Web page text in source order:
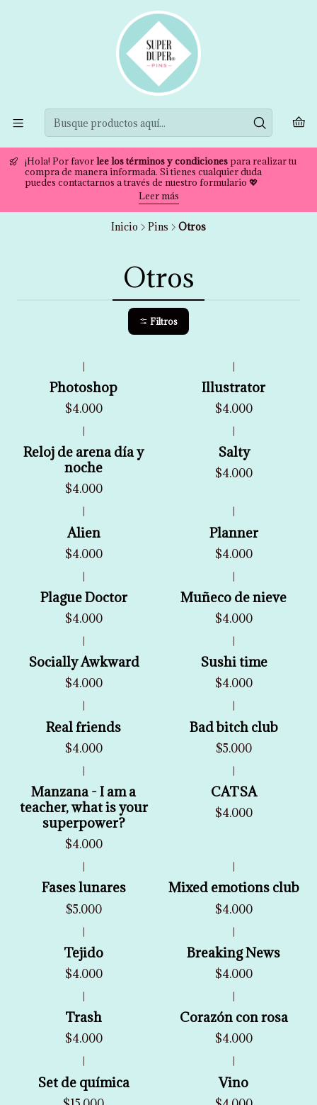
¡Hola! Por favorlee los términos y condicionespara realizar tu
compra de manera informada. Si tienes cualquier duda
puedes contactarnos a través de nuestro formulario 💖
Leer más
Inicio Pins Otros
Otros
Filtros
|
Photoshop
$4.000
|
Illustrator
$4.000
Reloj de arena día y
noche
$4.000
Salty
$4.000
Alien
$4.000
Planner
$4.000
Plague Doctor
$4.000
Muñeco de nieve
$4.000
Socially Awkward
$4.000
Sushi time
$4.000
Real friends
$4.000
Bad bitch club
$5.000
Manzana - I am a
teacher, what is your
superpower?
$4.000
CATSA
$4.000
Fases lunares
$5.000
Mixed emotions club
$4.000
|
Tejido
$4.000
|
Breaking News
$4.000
Trash
$4.000
Corazón con rosa
$4.000
Set de química Vino